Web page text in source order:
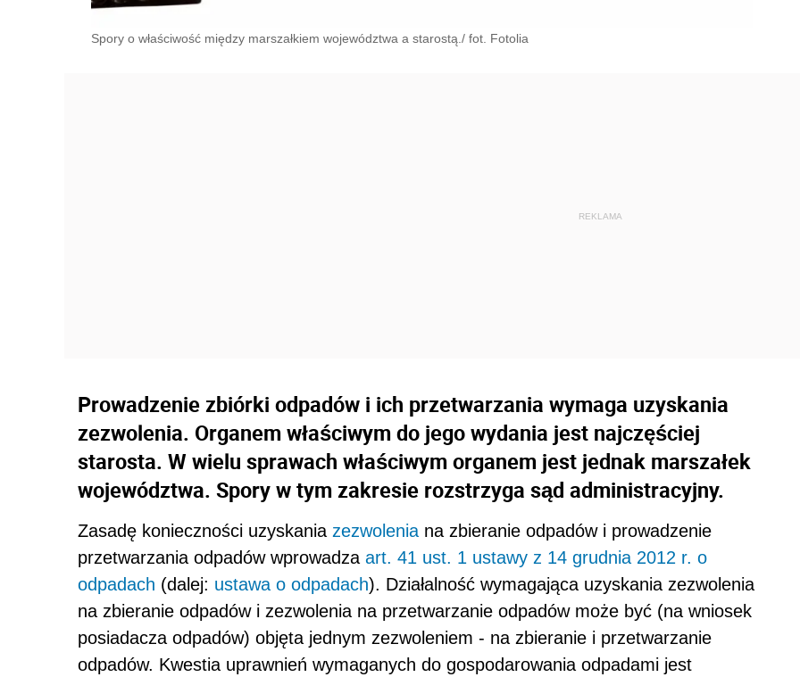
Spory o właściwość między marszałkiem województwa a starostą./ fot. Fotolia
Prowadzenie zbiórki odpadów i ich przetwarzania wymaga uzyskania
zezwolenia. Organem właściwym do jego wydania jest najczęściej
starosta. W wielu sprawach właściwym organem jest jednak marszałek
województwa. Spory w tym zakresie rozstrzyga sąd administracyjny.
Zasadę konieczności uzyskania zezwoleniana zbieranie odpadów i prowadzenie
przetwarzania odpadów wprowadza art. 41 ust. 1 ustawy z 14 grudnia 2012 r. o
odpadach (dalej: ustawa o odpadach). Działalność wymagająca uzyskania zezwolenia
na zbieranie odpadów i zezwolenia na przetwarzanie odpadów może być (na wniosek
posiadacza odpadów) objęta jednym zezwoleniem - na zbieranie i przetwarzanie
odpadów. Kwestia uprawnień wymaganych do gospodarowania odpadami jest